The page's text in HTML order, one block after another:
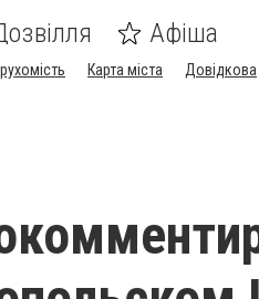
Афіша
Карта міста Довідкова